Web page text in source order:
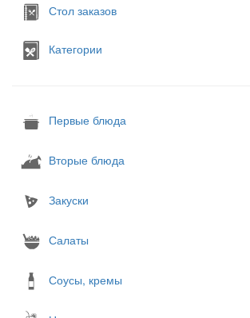
Стол заказов
Категории
Первые блюда
Вторые блюда
Закуски
Салаты
Соусы, кремы